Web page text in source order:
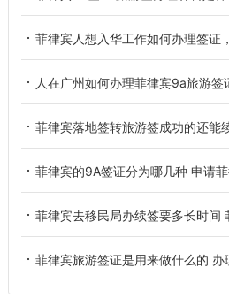
菲律宾人想入华工作如何办理签证
人在广州如何办理菲律宾9a旅游签
菲律宾落地签转旅游签成功的还能
菲律宾的9A签证分为哪几种 申请
菲律宾去移民局办续签要多长时间
菲律宾旅游签证是用来做什么的